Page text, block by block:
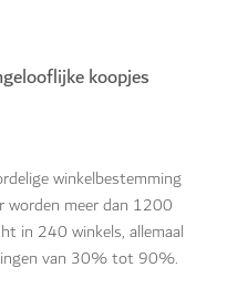
koopjes
winkelbestemming
worden meer dan 1200
in 240 winkels, allemaal
van 30% tot 90%.